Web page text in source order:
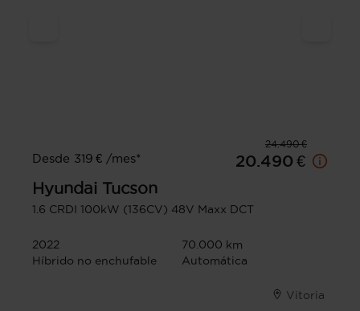
24.490 €
Desde 319 € /mes*
20.490 €
Hyundai Tucson
1.6 CRDI 100kW (136CV) 48V Maxx DCT
2022
70.000 km
Híbrido no enchufable
Automática
Vitoria